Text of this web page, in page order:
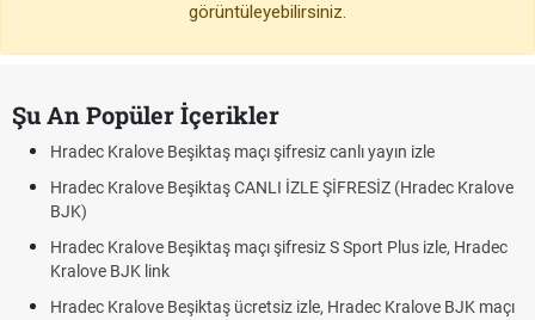
görüntüleyebilirsiniz.
Şu An Popüler İçerikler
Hradec Kralove Beşiktaş maçı şifresiz canlı yayın izle
Hradec Kralove Beşiktaş CANLI İZLE ŞİFRESİZ (Hradec Kralove
BJK)
Hradec Kralove Beşiktaş maçı şifresiz S Sport Plus izle, Hradec
Kralove BJK link
Hradec Kralove Beşiktaş ücretsiz izle, Hradec Kralove BJK maçı